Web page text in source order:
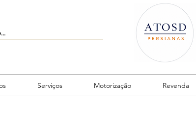
Serviços Motorização Revenda